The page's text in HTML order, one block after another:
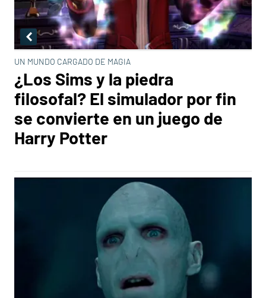
UN MUNDO CARGADO DE MAGIA
¿Los Sims y la piedra
filosofal? El simulador por fin
se convierte en un juego de
Harry Potter